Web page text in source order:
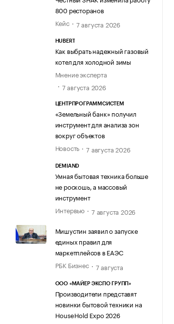
800 ресторанов
Кейс
7 августа 2026
HUBERT
Как выбрать надежный газовый
котел для холодной зимы
Мнение эксперта
7 августа 2026
ЦЕНТРПРОГРАММСИСТЕМ
«Земельный банк» получил
инструмент для анализа зон
вокруг объектов
Новость
7 августа 2026
DEMIAND
Умная бытовая техника больше
не роскошь, а массовый
инструмент
Интервью
7 августа 2026
Мишустин заявил о запуске
единых правил для
маркетплейсов в ЕАЭС
РБК Бизнес
7 августа
ООО «МАЙЕР ЭКСПО ГРУПП»
Производители представят
новинки бытовой техники на
HouseHold Expo 2026